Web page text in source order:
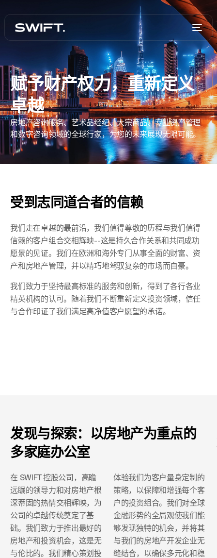
赋予财产权力，重新定义
卓越
房地产咨询服务、艺术品经纪、大宗商品、专业资产管理
和数字咨询领域的全球行家，为您的未来展现无限可能。
受到志同道合者的信赖
我们走在卓越的最前沿，我们值得尊敬的历程与我们值得
信赖的客户组合交相辉映--这是持久合作关系和共同成功
愿景的见证。我们在欧洲和海外专门从事全面的财富、资
产和房地产管理，并以精巧地驾驭复杂的市场而自豪。
我们致力于坚持最高标准的服务和创新，得到了各行各业
精英机构的认可。随着我们不断重新定义投资领域，信任
与合作印证了我们满足高净值客户愿望的承诺。
发现与探索：以房地产为重点的
多家庭办公室
在 SWIFT 控股公司，高瞻
远瞩的领导力和对房地产根
深蒂固的热情交相辉映，为
公司的卓越传统奠定了基
础。我们致力于推出最好的
房地产和投资机会，这是无
与伦比的。我们精心策划投
体验我们为客户量身定制的
策略，以保障和增强每个客
户的投资组合。我们对全球
金融形势的全局观使我们能
够发现独特的机会，并将其
与我们的房地产开发企业无
缝结合，以确保多元化和稳
更改地点
更改语言